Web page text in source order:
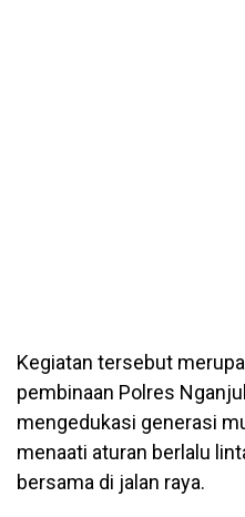
Kegiatan tersebut
pembinaan Polres
mengedukasi generasi
menaati aturan berlalu
bersama di jalan raya.